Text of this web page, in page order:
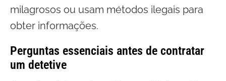
milagrosos ou usam métodos ilegais para
obter informações.
Perguntas essenciais antes de contratar
um detetive